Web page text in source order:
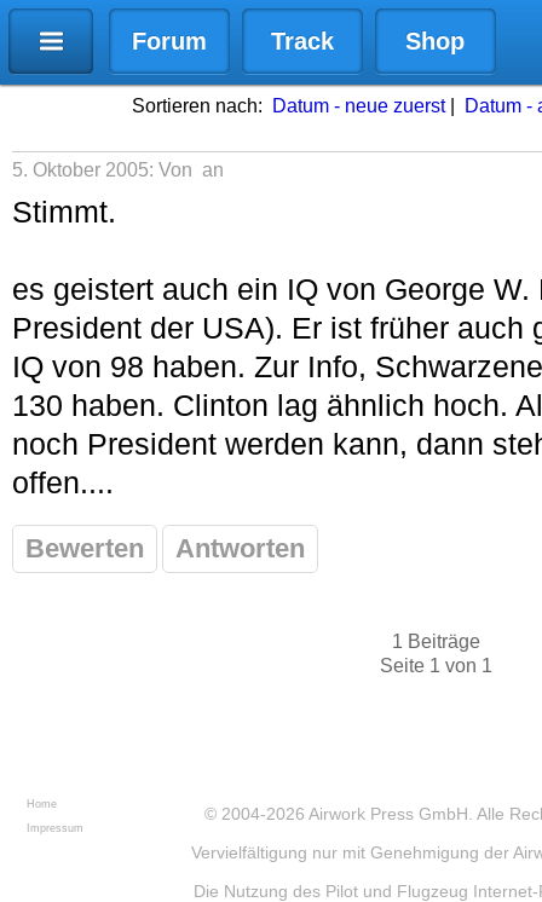
Forum Track Shop
Sortieren nach: Datum - neue zuerst| Datum -
5. Oktober 2005: Von an
Stimmt.
es geistert auch ein IQ von George
President der USA). Er ist früher auch
IQ von 98 haben. Zur Info,
130 haben. Clinton lag ähnlich hoch.
noch President werden kann, dann
offen....
Bewerten Antworten
1 Beiträge
Seite 1 von 1
Home
Impressum
© 2004-2026 Airwork Press GmbH . Alle
Vervielfältigung nur mit Genehmigung der
Die Nutzung des Pilot und Flugzeug